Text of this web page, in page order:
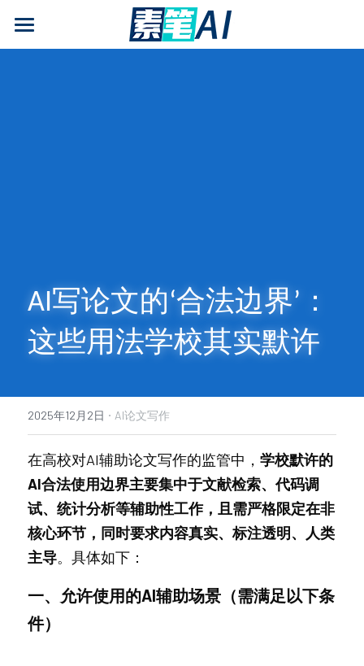
AI论文写作
免费福利
AI写论文的‘合法边界’：
这些用法学校其实默许
2025年12月2日 · AI论文写作
在高校对AI辅助论文写作的监管中， 学校默许的
AI合法使用边界主要集中于文献检索、代码调
试、统计分析等辅助性工作，且需严格限定在非
核心环节，同时要求内容真实、标注透明、人类
主导。具体如下：
一、允许使用的AI辅助场景（需满足以下条
件）